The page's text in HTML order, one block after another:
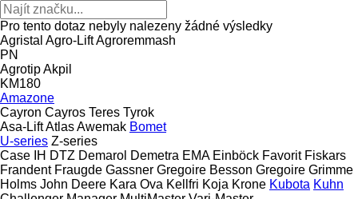
Pro tento dotaz nebyly nalezeny žádné výsledky
Agristal Agro-LiftAgroremmash
PN
AgrotipAkpil
KM180
Amazone
Cayron Cayros Teres Tyrok
Asa-LiftAtlasAwemak Bomet
U-series Z-series
Case IH DTZ Demarol Demetra EMA Einböck Favorit Fiskars
Frandent Fraugde Gassner Gregoire Besson Gregoire Grimme
Holms John Deere Kara Ova Kellfri Koja Krone Kubota Kuhn